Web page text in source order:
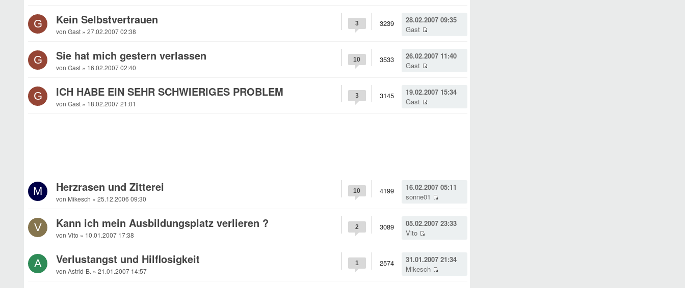
G Kein Selbstvertrauen
von Gast » 27.02.2007 02:38
28.02.2007 09:35
Gast
3239
3
G Sie hat mich gestern verlassen
von Gast » 16.02.2007 02:40
26.02.2007 11:40
Gast
3533
10
G ICH HABE EIN SEHR SCHWIERIGES PROBLEM
von Gast » 18.02.2007 21:01
19.02.2007 15:34
Gast
3145
3
M Herzrasen und Zitterei
von Mikesch » 25.12.2006 09:30
16.02.2007 05:11
sonne01
4199
10
V Kann ich mein Ausbildungsplatz verlieren ?
von Vito » 10.01.2007 17:38
05.02.2007 23:33
Vito
3089
2
A Verlustangst und Hilflosigkeit
von Astrid-B. » 21.01.2007 14:57
31.01.2007 21:34
Mikesch
2574
1